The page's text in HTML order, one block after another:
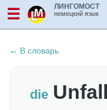
☰ ЛИНГОМОСТ
немецкий язык
← В словарь
die